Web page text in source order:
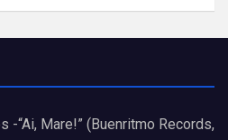
-“Ai, Mare!” (Buenritmo Records,